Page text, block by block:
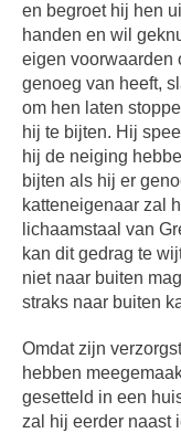
en begroet hij hen
handen en wil
eigen voorwaarden
genoeg van heeft,
om hen laten
hij te bijten. Hij
hij de neiging
bijten als hij er
katteneigenaar zal
lichaamstaal van
kan dit gedrag te
niet naar buiten
straks naar buiten
Omdat zijn
hebben
gesetteld in een
zal hij eerder naast